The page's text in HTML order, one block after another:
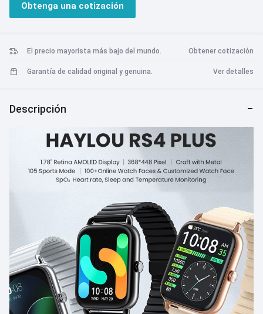
Obtenga una cotización
El precio mayorista más bajo del mundo. Obtener cotización
Garantía de calidad original y genuina. Ver detalles
Descripción